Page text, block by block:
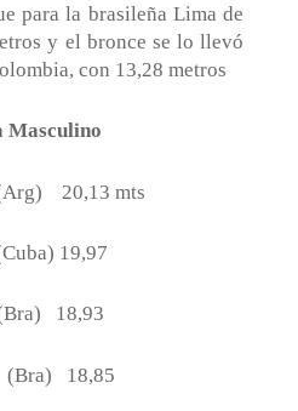
para la brasileña Lima de
y el bronce se lo llevó
con 13,28 metros
Masculino
20,13 mts
19,97
18,93
(Bra) 18,85